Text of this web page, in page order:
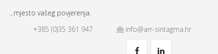
...mjesto vašeg povjerenja.
+385 (0)35 361 947
info@arr-sintagma.hr